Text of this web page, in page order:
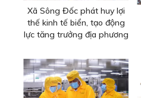
Xã Sông Đốc phát huy lợi
thế kinh tế biển, tạo động
lực tăng trưởng địa phương